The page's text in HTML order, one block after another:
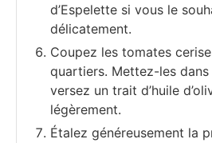
d’Espelette si vous le
délicatement.
Coupez les tomates
quartiers. Mettez-les
versez un trait d’huile
légèrement.
Étalez généreusement la